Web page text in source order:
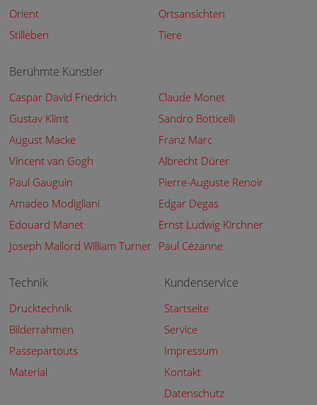
Orient
Ortsansichten
Stilleben
Tiere
Berühmte Künstler
Caspar David Friedrich
Claude Monet
Gustav Klimt
Sandro Botticelli
August Macke
Franz Marc
Vincent van Gogh
Albrecht Dürer
Paul Gauguin
Pierre-Auguste Renoir
Amadeo Modigliani
Edgar Degas
Edouard Manet
Ernst Ludwig Kirchner
Joseph Mallord William Turner Paul Cézanne
Technik
Drucktechnik
Bilderrahmen
Passepartouts
Material
Kundenservice
Startseite
Service
Impressum
Kontakt
Datenschutz